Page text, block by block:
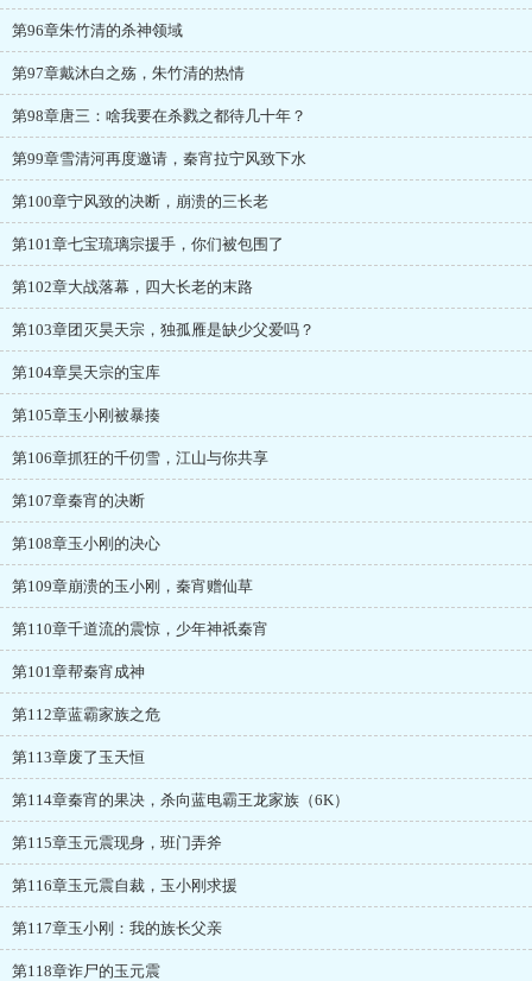
第96章朱竹清的杀神领域
第97章戴沐白之殇，朱竹清的热情
第98章唐三：啥我要在杀戮之都待几十年？
第99章雪清河再度邀请，秦宵拉宁风致下水
第100章宁风致的决断，崩溃的三长老
第101章七宝琉璃宗援手，你们被包围了
第102章大战落幕，四大长老的末路
第103章团灭昊天宗，独孤雁是缺少父爱吗？
第104章昊天宗的宝库
第105章玉小刚被暴揍
第106章抓狂的千仞雪，江山与你共享
第107章秦宵的决断
第108章玉小刚的决心
第109章崩溃的玉小刚，秦宵赠仙草
第110章千道流的震惊，少年神祇秦宵
第101章帮秦宵成神
第112章蓝霸家族之危
第113章废了玉天恒
第114章秦宵的果决，杀向蓝电霸王龙家族（6K）
第115章玉元震现身，班门弄斧
第116章玉元震自裁，玉小刚求援
第117章玉小刚：我的族长父亲
第118章诈尸的玉元震